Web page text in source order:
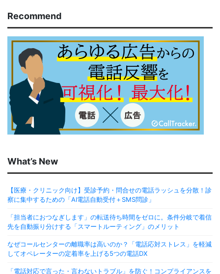
Recommend
What’s New
【医療・クリニック向け】受診予約・問合せの電話ラッシュを分散！診
察に集中するための「AI電話自動受付＋SMS問診」
「担当者におつなぎします」の転送待ち時間をゼロに。条件分岐で着信
先を自動振り分けする「スマートルーティング」のメリット
なぜコールセンターの離職率は高いのか？「電話応対ストレス」を軽減
してオペレーターの定着率を上げる5つの電話DX
「電話対応で言った・言わないトラブル」を防ぐ！コンプライアンスを